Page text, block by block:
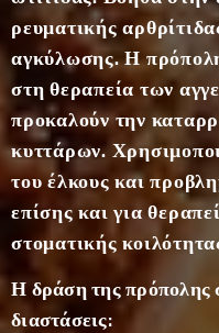
ρευματικής
αγκύλωσης. Η
στη θεραπεία των
προκαλούν την
κυττάρων.
του έλκους και
επίσης και για
στοματικής
Η δράση της πρόπολης
διαστάσεις: